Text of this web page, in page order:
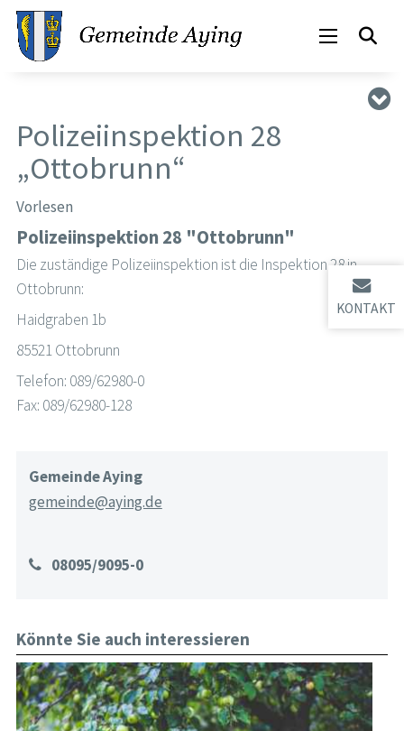
KONTAKT
Polizeiinspektion 28
„Ottobrunn“
Vorlesen
Polizeiinspektion 28 "Ottobrunn"
Die zuständige Polizeiinspektion ist die Inspektion 28 in
Ottobrunn:
Haidgraben 1b
85521 Ottobrunn
Telefon: 089/62980-0
Fax: 089/62980-128
Gemeinde Aying
gemeinde@aying.de
08095/9095-0
Könnte Sie auch interessieren